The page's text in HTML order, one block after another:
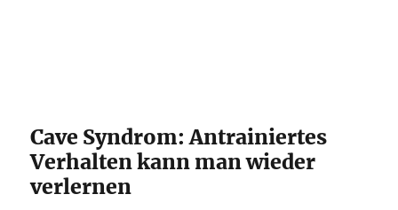
Cave Syndrom: Antrainiertes
Verhalten kann man wieder
verlernen